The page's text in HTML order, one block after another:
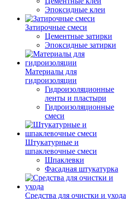
Эпоксидные клеи
Затирочные смеси
Цементные затирки
Эпоксидные затирки
Материалы для
гидроизоляции
Гидроизоляционные
ленты и пластыри
Гидроизоляционные
смеси
Штукатурные и
шпаклевочные смеси
Шпаклевки
Фасадная штукатурка
Средства для очистки и ухода